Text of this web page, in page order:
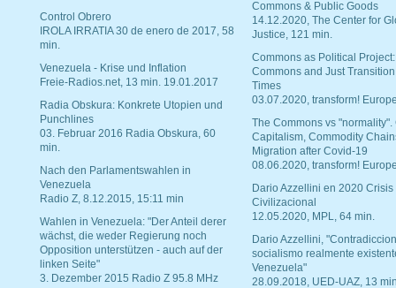
Control Obrero
IROLA IRRATIA 30 de enero de 2017, 58
min.
Venezuela - Krise und Inflation
Freie-Radios.net, 13 min. 19.01.2017
Radia Obskura: Konkrete Utopien und
Punchlines
03. Februar 2016 Radia Obskura, 60
min.
Nach den Parlamentswahlen in
Venezuela
Radio Z, 8.12.2015, 15:11 min
Wahlen in Venezuela: "Der Anteil derer
wächst, die weder Regierung noch
Opposition unterstützen - auch auf der
linken Seite"
3. Dezember 2015 Radio Z 95.8 MHz
Commons & Public Goods
14.12.2020, The Center for
Justice, 121 min.
Commons as Political Project:
Commons and Just
Times
03.07.2020, transform!
The Commons vs "normality".
Capitalism, Commodity
Migration after Covid-19
08.06.2020, transform!
Dario Azzellini en 2020 Crisis
Civilizacional
12.05.2020, MPL, 64 min.
Dario Azzellini,
socialismo realmente
Venezuela"
28.09.2018, UED-UAZ, 13